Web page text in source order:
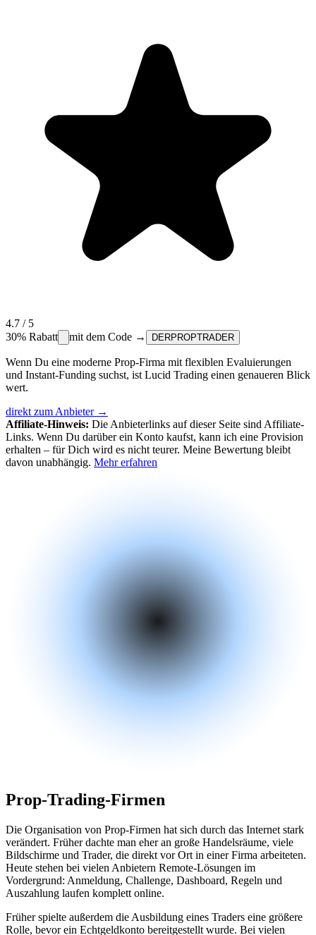
4.7 / 5
30% Rabatt mit dem Code → DERPROPTRADER
Wenn Du eine moderne Prop-Firma mit flexiblen Evaluierungen
und Instant-Funding suchst, ist Lucid Trading einen genaueren Blick
wert.
direkt zum Anbieter →
Affiliate-Hinweis: Die Anbieterlinks auf dieser Seite sind Affiliate-
Links. Wenn Du darüber ein Konto kaufst, kann ich eine Provision
erhalten – für Dich wird es nicht teurer. Meine Bewertung bleibt
davon unabhängig. Mehr erfahren
Prop-Trading-Firmen
Die Organisation von Prop-Firmen hat sich durch das Internet stark
verändert. Früher dachte man eher an große Handelsräume, viele
Bildschirme und Trader, die direkt vor Ort in einer Firma arbeiteten.
Heute stehen bei vielen Anbietern Remote-Lösungen im
Vordergrund: Anmeldung, Challenge, Dashboard, Regeln und
Auszahlung laufen komplett online.
Früher spielte außerdem die Ausbildung eines Traders eine größere
Rolle, bevor ein Echtgeldkonto bereitgestellt wurde. Bei vielen